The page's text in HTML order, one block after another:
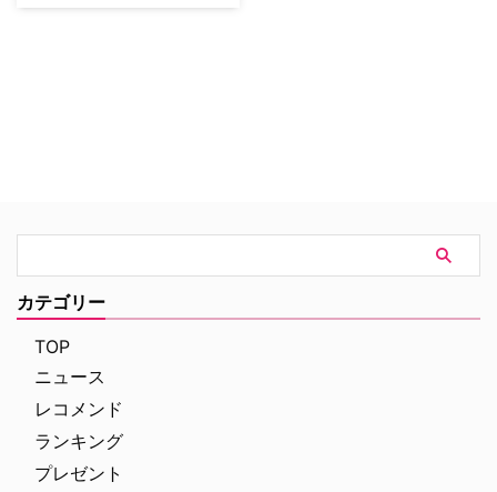
カテゴリー
TOP
ニュース
レコメンド
ランキング
プレゼント